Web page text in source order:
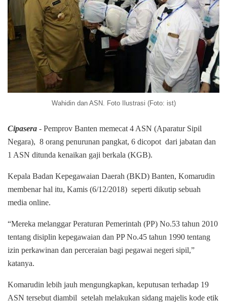
Wahidin dan ASN. Foto Ilustrasi (Foto: ist)
Cipasera - Pemprov Banten memecat 4 ASN (Aparatur Sipil
Negara), 8 orang penurunan pangkat, 6 dicopot dari jabatan dan
1 ASN ditunda kenaikan gaji berkala (KGB).
Kepala Badan Kepegawaian Daerah (BKD) Banten, Komarudin
membenar hal itu, Kamis (6/12/2018) seperti dikutip sebuah
media online.
“Mereka melanggar Peraturan Pemerintah (PP) No.53 tahun 2010
tentang disiplin kepegawaian dan PP No.45 tahun 1990 tentang
izin perkawinan dan perceraian bagi pegawai negeri sipil,”
katanya.
Komarudin lebih jauh mengungkapkan, keputusan terhadap 19
ASN tersebut diambil setelah melakukan sidang majelis kode etik